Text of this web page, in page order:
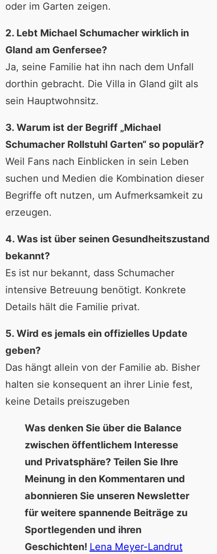
oder im Garten zeigen.
2. Lebt Michael Schumacher wirklich in
Gland am Genfersee?
Ja, seine Familie hat ihn nach dem Unfall
dorthin gebracht. Die Villa in Gland gilt als
sein Hauptwohnsitz.
3. Warum ist der Begriff „Michael
Schumacher Rollstuhl Garten“ so populär?
Weil Fans nach Einblicken in sein Leben
suchen und Medien die Kombination dieser
Begriffe oft nutzen, um Aufmerksamkeit zu
erzeugen.
4. Was ist über seinen Gesundheitszustand
bekannt?
Es ist nur bekannt, dass Schumacher
intensive Betreuung benötigt. Konkrete
Details hält die Familie privat.
5. Wird es jemals ein offizielles Update
geben?
Das hängt allein von der Familie ab. Bisher
halten sie konsequent an ihrer Linie fest,
keine Details preiszugeben
Was denken Sie über die Balance
zwischen öffentlichem Interesse
und Privatsphäre? Teilen Sie Ihre
Meinung in den Kommentaren und
abonnieren Sie unseren Newsletter
für weitere spannende Beiträge zu
Sportlegenden und ihren
Geschichten! Lena Meyer-Landrut